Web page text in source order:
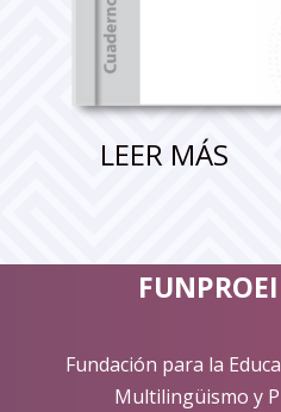
LEER MÁS
Fundación para la
Multilingüismo y